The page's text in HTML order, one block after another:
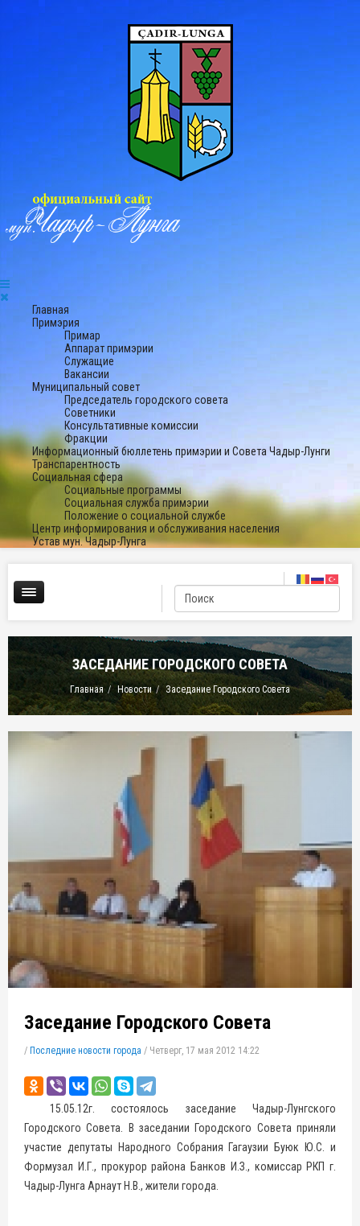
Главная
Примэрия
Примар
Аппарат примэрии
Служащие
Вакансии
Муниципальный совет
Председатель городского совета
Советники
Консультативные комиссии
Фракции
Информационный бюллетень примэрии и Совета Чадыр-Лунги
Транспарентность
Социальная сфера
Социальные программы
Социальная служба примэрии
Положение о социальной службе
Центр информирования и обслуживания населения
Устав мун. Чадыр-Лунга
ЗАСЕДАНИЕ ГОРОДСКОГО СОВЕТА
Главная Новости Заседание Городского Совета
Заседание Городского Совета
/ Последние новости города / Четверг, 17 мая 2012 14:22
15.05.12г. состоялось заседание Чадыр-Лунгского
Городского Совета. В заседании Городского Совета приняли
участие депутаты Народного Собрания Гагаузии Буюк Ю.С. и
Формузал И.Г., прокурор района Банков И.З., комиссар РКП г.
Чадыр-Лунга Арнаут Н.В., жители города.